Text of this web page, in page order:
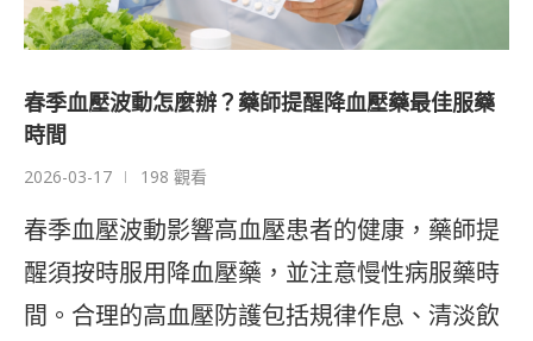
春季血壓波動怎麼辦？藥師提醒降血壓藥最佳服藥
時間
2026-03-17 198 觀看
春季血壓波動影響高血壓患者的健康，藥師提
醒須按時服用降血壓藥，並注意慢性病服藥時
間。合理的高血壓防護包括規律作息、清淡飲